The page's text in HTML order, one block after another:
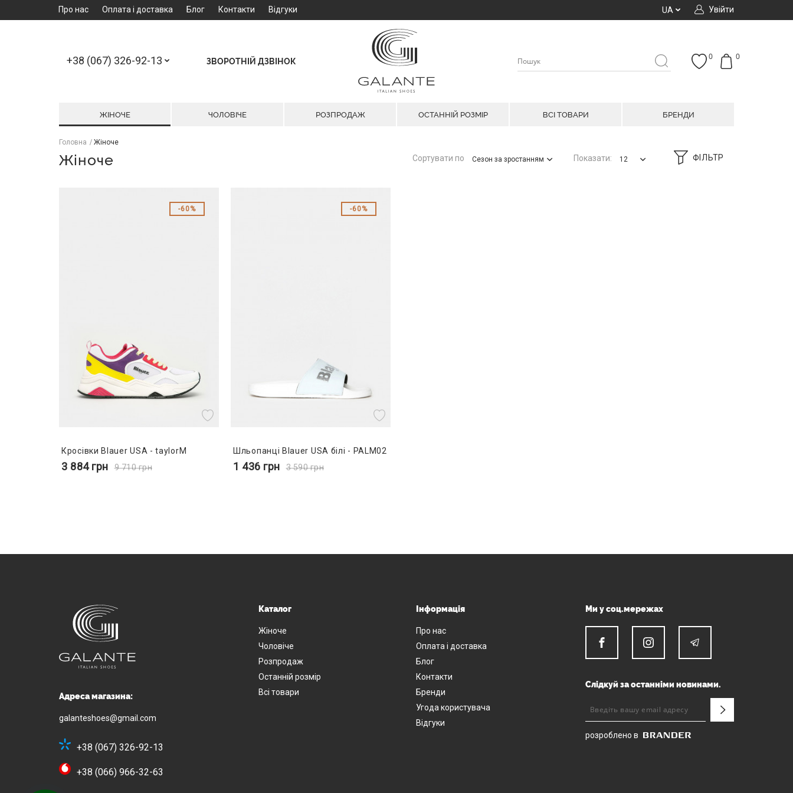
Про нас Оплата і доставка Блог Контакти Відгуки Увійти
UA
+38 (067) 326-92-13 ЗВОРОТНІЙ ДЗВІНОК
0
0
ЖІНОЧЕ ЧОЛОВІЧЕ РОЗПРОДАЖ ОСТАННІЙ РОЗМІР ВСІ ТОВАРИ БРЕНДИ
Головна Жіноче
Жіноче ФІЛЬТР
Сортувати по Сезон за зростанням Показати: 12
60%
Кросівки Blauer USA - taylorM
3 884грн 9 710грн
60%
Шльопанці Blauer USA білі - PALM02
1 436 грн 3 590грн
Адреса магазина:
galanteshoes@gmail.com
+38 (067) 326-92-13
+38 (066) 966-32-63
Каталог
Жіноче
Чоловіче
Розпродаж
Останній розмір
Всі товари
Інформація
Про нас
Оплата і доставка
Блог
Контакти
Бренди
Угода користувача
Відгуки
Ми у соц.мережах
Слідкуй за останніми новинами.
розроблено в